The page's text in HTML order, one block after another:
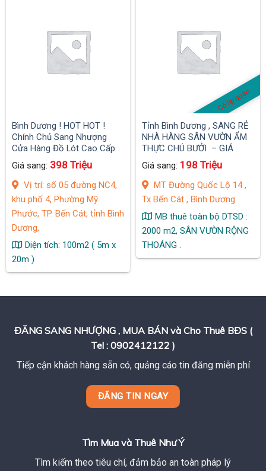
Bình Dương ! HOT HOT !
Chính Chủ Sang Nhượng
Cửa Hàng Đồ Lót Cao Cấp
Giá sang: 398 Triệu
Vị trí: số 05 đường NC4,
khu phố 4, Phường Mỹ
Phước, TP. Bến Cát, tỉnh Bình
Dương,
Diện tích: 100m2 ( 5m x
20m )
Có lip quán
Tỉnh Bình Dương , SANG RẺ
NHÀ HÀNG SÂN VƯỜN ẨM
THỰC CHÚ BƯỞI – GIÁ
SHOCK 198 Tr , DT 2000 m2
,
Giá sang: 198 Triệu
MT Đường Quốc Lộ 14 ,
Tx Bến Cát , Bình Dương
MB thuê toàn bộ DTSD :
2000 m2, SÂN VƯỜN RỘNG
THOÁNG .
ĐĂNG SANG NHƯỢNG , MUA BÁN và Cho Thuê BĐS (
Tel : 0902412122 )
Tiếp cận khách hàng sẵn có, quảng cáo tin đăng miễn phí
ĐĂNG TIN NGAY
Tìm Mua và Thuê Như Ý
Tìm kiếm theo tiêu chí, đảm bảo an toàn pháp lý